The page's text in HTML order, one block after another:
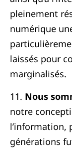
pleinement
numérique
laissés pour
marginalisés.
11. Nous
notre
l’information,
générations